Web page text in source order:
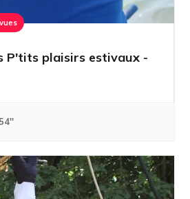
P'tits plaisirs estivaux -